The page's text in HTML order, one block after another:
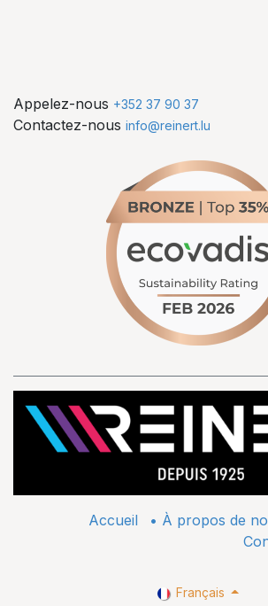
Appelez-nous +352 37 90 37
Contactez-nous info@reinert.lu
Accueil • À propos de
Français